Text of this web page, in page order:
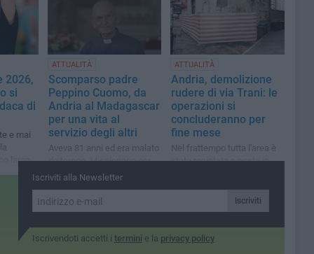
2026,
si
di
e mai
largo
ATTUALITÀ
Scomparso padre
Peppino Cuomo, da
Andria al Madagascar
per una vita al
servizio degli altri
Aveva 81 anni ed era malato
da tempo. Missionario per
38 anni in terra africana
ATTUALITÀ
Andria, demolizione
rudere di via Trani: le
operazioni si
concluderanno per
fine mese
Nel frattempo tutta l'area è
stata recintata e posta in
Iscriviti alla Newsletter
Iscriviti
Iscrivendoti accetti i termini e la privacy policy